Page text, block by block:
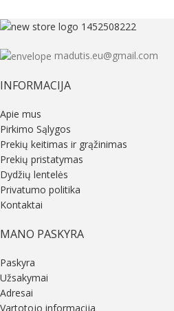
madutis.eu@gmail.com
INFORMACIJA
Apie mus
Pirkimo Sąlygos
Prekių keitimas ir grąžinimas
Prekių pristatymas
Dydžių lentelės
Privatumo politika
Kontaktai
MANO PASKYRA
Paskyra
Užsakymai
Adresai
Vartotojo informacija